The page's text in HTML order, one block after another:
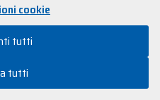
cookie
tutti
tutti